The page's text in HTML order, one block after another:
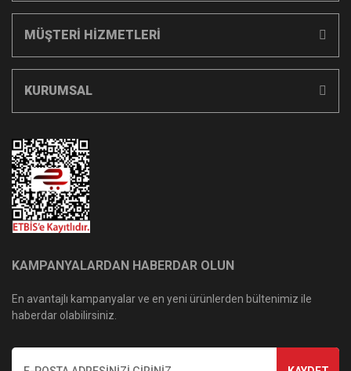
MÜŞTERİ HİZMETLERİ
KURUMSAL
KAMPANYALARDAN HABERDAR OLUN
En avantajlı kampanyalar ve en yeni ürünlerden bültenimiz ile
haberdar olabilirsiniz.